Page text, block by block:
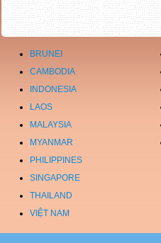
BRUNEI
CAMBODIA
INDONESIA
LAOS
MALAYSIA
MYANMAR
PHILIPPINES
SINGAPORE
THAILAND
VIỆT NAM